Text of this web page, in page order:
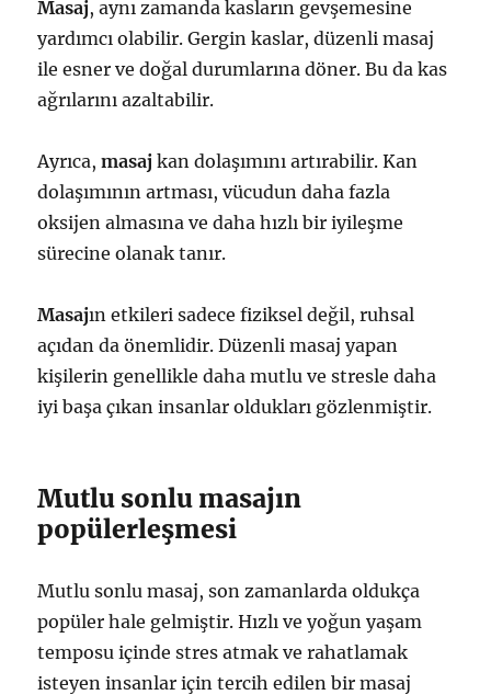
Masaj, aynı zamanda kasların gevşemesine
yardımcı olabilir. Gergin kaslar, düzenli masaj
ile esner ve doğal durumlarına döner. Bu da kas
ağrılarını azaltabilir.
Ayrıca,masaj kan dolaşımını artırabilir. Kan
dolaşımının artması, vücudun daha fazla
oksijen almasına ve daha hızlı bir iyileşme
sürecine olanak tanır.
Masajın etkileri sadece fiziksel değil, ruhsal
açıdan da önemlidir. Düzenli masaj yapan
kişilerin genellikle daha mutlu ve stresle daha
iyi başa çıkan insanlar oldukları gözlenmiştir.
Mutlu sonlu masajın
popülerleşmesi
Mutlu sonlu masaj, son zamanlarda oldukça
popüler hale gelmiştir. Hızlı ve yoğun yaşam
temposu içinde stres atmak ve rahatlamak
isteyen insanlar için tercih edilen bir masaj